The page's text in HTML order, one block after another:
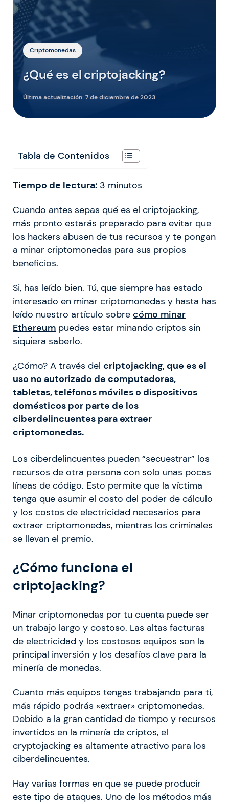
Criptomonedas
¿Qué es el criptojacking?
Última actualización:7 de diciembre de 2023
Tabla de Contenidos
Tiempo de lectura: 3 minutos
Cuando antes sepas qué es el criptojacking,
más pronto estarás preparado para evitar que
los hackers abusen de tus recursos y te pongan
a minar criptomonedas para sus propios
beneficios.
Si, has leído bien. Tú, que siempre has estado
interesado en minar criptomonedas y hasta has
leído nuestro artículo sobre cómo minar
Ethereum puedes estar minando criptos sin
siquiera saberlo.
¿Cómo? A través del criptojacking, que es el
uso no autorizado de computadoras,
tabletas, teléfonos móviles o dispositivos
domésticos por parte de los
ciberdelincuentes para extraer
criptomonedas.
Los ciberdelincuentes pueden “secuestrar” los
recursos de otra persona con solo unas pocas
líneas de código. Esto permite que la víctima
tenga que asumir el costo del poder de cálculo
y los costos de electricidad necesarios para
extraer criptomonedas, mientras los criminales
se llevan el premio.
¿Cómo funciona el
criptojacking?
Minar criptomonedas por tu cuenta puede ser
un trabajo largo y costoso. Las altas facturas
de electricidad y los costosos equipos son la
principal inversión y los desafíos clave para la
minería de monedas.
Cuanto más equipos tengas trabajando para ti,
más rápido podrás «extraer» criptomonedas.
Debido a la gran cantidad de tiempo y recursos
invertidos en la minería de criptos, el
cryptojacking es altamente atractivo para los
ciberdelincuentes.
Hay varias formas en que se puede producir
este tipo de ataques. Uno de los métodos más